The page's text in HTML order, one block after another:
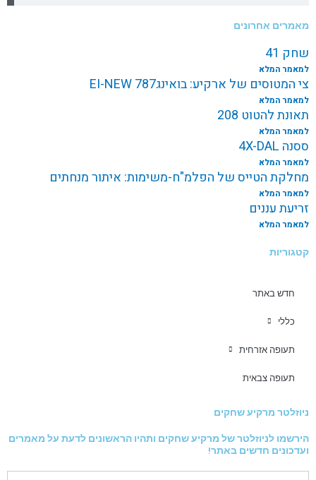
מאמרים אחרונים
שחק 41
למאמר המלא
צי המטוסים של ארקיע: בואינג787 EI-NEW
למאמר המלא
תאונת להטוט 208
למאמר המלא
ססנה 4X-DAL
למאמר המלא
מחלקת הטייס של הפלמ"ח-משימות: איתור מנחתים
למאמר המלא
זריעת עננים
למאמר המלא
קטגוריות
חדש באתר
כללי
תעופה אזרחית
תעופה צבאית
ניוזלטר מרקיע שחקים
הירשמו לניוזלטר של מרקיע שחקים ותהיו הראשונים לדעת על מאמרים
ועדכונים חדשים באתר!